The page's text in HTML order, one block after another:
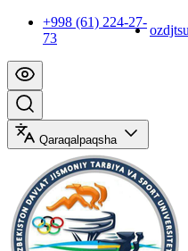
+998 (61) 224-27-
73
Qaraqalpaqsha